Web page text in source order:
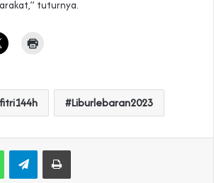
tuturnya.
Liburlebaran2023
WhatsAppTelegramPrint